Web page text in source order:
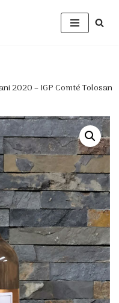
2020 – IGP Comté Tolosan